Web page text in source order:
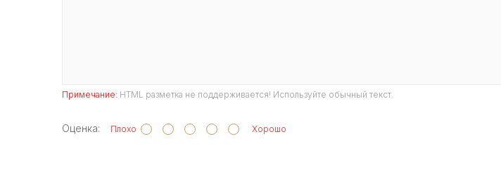
Примечание: HTML разметка не поддерживается! Используйте обычный текст.
Оценка: Плохо Хорошо